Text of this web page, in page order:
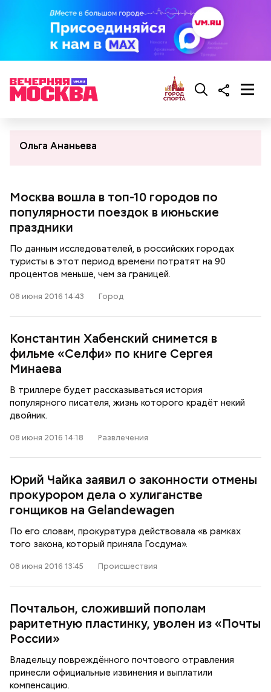
Ольга Ананьева
Москва вошла в топ-10 городов по
популярности поездок в июньские
праздники
По данным исследователей, в российских городах
туристы в этот период времени потратят на 90
процентов меньше, чем за границей.
08 июня 2016 14:43 Город
Константин Хабенский снимется в
фильме «Селфи» по книге Сергея
Минаева
В триллере будет рассказываться история
популярного писателя, жизнь которого крадёт некий
двойник.
08 июня 2016 14:18 Развлечения
Юрий Чайка заявил о законности отмены
прокурором дела о хулиганстве
гонщиков на Gelandewagen
По его словам, прокуратура действовала «в рамках
того закона, который приняла Госдума».
08 июня 2016 13:45 Происшествия
Почтальон, сложивший пополам
раритетную пластинку, уволен из «Почты
России»
Владельцу повреждённого почтового отравления
принесли официальные извинения и выплатили
компенсацию.